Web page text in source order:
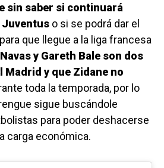
sin saber si continuará
Juventus o si se podrá dar el
que llegue a la liga francesa
y Gareth Bale son dos
Madrid y que Zidane no
toda la temporada, por lo
sigue buscándole
para poder deshacerse
carga económica.